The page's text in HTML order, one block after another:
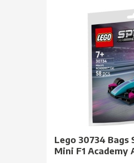
Lego 30734 Bags
Mini F1 Academy